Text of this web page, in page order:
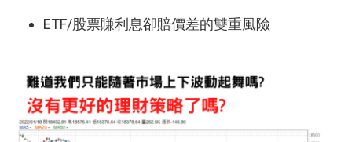
ETF/股票賺利息卻賠價差的雙重風險